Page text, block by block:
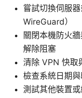
嘗試切換伺服器
WireGuard）
關閉本機防火
解除阻塞
清除 VPN 快取
檢查系統日期
測試其他裝置